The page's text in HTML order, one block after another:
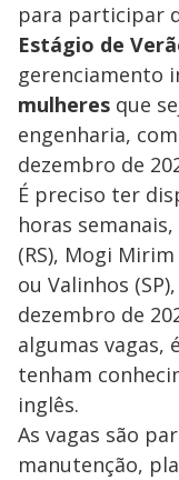
para participar
Estágio de
gerenciamento
mulheres que
engenharia,
dezembro de
É preciso ter
horas
(RS), Mogi Mirim
ou Valinhos
dezembro de
algumas vagas,
tenham
inglês.
As vagas são
manutenção,